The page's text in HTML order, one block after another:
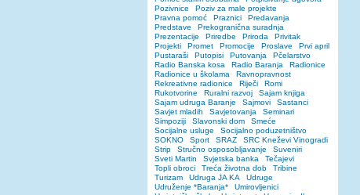
Pozivnice
Poziv za male projekte
Pravna pomoć
Praznici
Predavanja
Predstave
Prekogranična suradnja
Prezentacije
Priredbe Priroda
Privitak
Projekti
Promet Promocije Proslave
Prvi april
Pustaraši
Putopisi Putovanja
Pčelarstvo
Radio Banska kosa
Radio Baranja
Radionice
Radionice u školama
Ravnopravnost
Rekreativne radionice
Riječi
Romi
Rukotvorine
Ruralni razvoj
Sajam knjiga
Sajam udruga Baranje
Sajmovi
Sastanci
Savjet mladih
Savjetovanja
Seminari
Simpoziji
Slavonski dom
Smeće
Socijalne usluge
Socijalno poduzetništvo
SOKNO
Sport SRAZ
SRC Kneževi Vinogradi
Strip
Stručno osposobljavanje
Suveniri
Sveti Martin
Svjetska banka
Tečajevi
Topli obroci
Treća životna dob
Tribine
Turizam
Udruga JA KA
Udruge
Udruženje *Baranja*
Umirovljenici